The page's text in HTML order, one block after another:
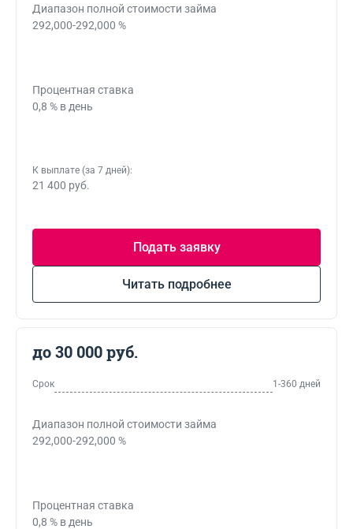
Диапазон полной стоимости займа
292,000-292,000 %
Процентная ставка
0,8 % в день
К выплате (за 7 дней):
21 400 руб.
Подать заявку
Читать подробнее
до 30 000 руб.
Срок 1-360 дней
Диапазон полной стоимости займа
292,000-292,000 %
Процентная ставка
0,8 % в день